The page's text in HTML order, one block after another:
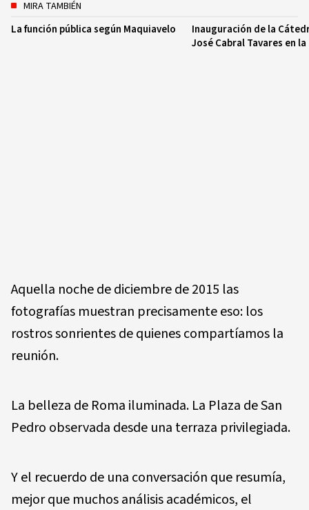
MIRA TAMBIÉN
La función pública según Maquiavelo
Inauguración de la
José Cabral Tavares en la
Aquella noche de diciembre de 2015 las
fotografías muestran precisamente eso: los
rostros sonrientes de quienes compartíamos la
reunión.
La belleza de Roma iluminada. La Plaza de San
Pedro observada desde una terraza privilegiada.
Y el recuerdo de una conversación que resumía,
mejor que muchos análisis académicos, el